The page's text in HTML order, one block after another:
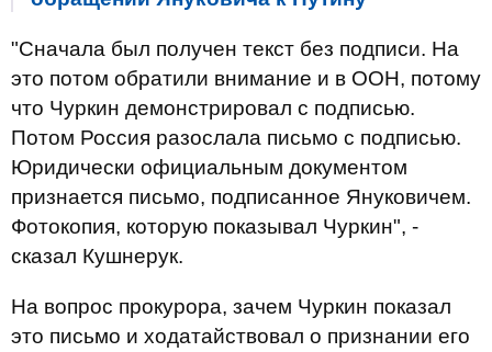
"Сначала был получен текст без подписи. На
это потом обратили внимание и в ООН, потому
что Чуркин демонстрировал с подписью.
Потом Россия разослала письмо с подписью.
Юридически официальным документом
признается письмо, подписанное Януковичем.
Фотокопия, которую показывал Чуркин", -
сказал Кушнерук.
На вопрос прокурора, зачем Чуркин показал
это письмо и ходатайствовал о признании его